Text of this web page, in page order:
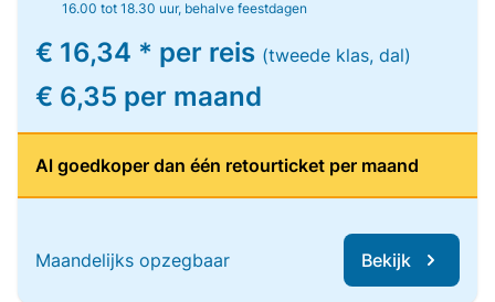
16.00 tot 18.30 uur, behalve feestdagen
€ 16,34 * per reis (tweede klas, dal)
€ 6,35 per maand
Al goedkoper dan één retourticket per maand
Maandelijks opzegbaar Bekijk